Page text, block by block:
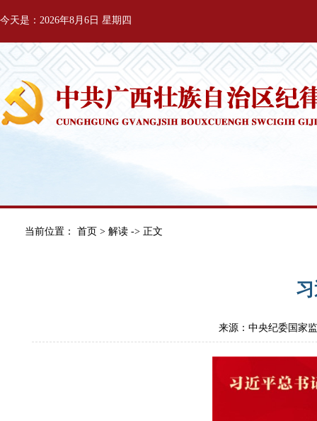
今天是：2026年8月6日 星期四
当前位置： 首页 > 解读 -> 正文
来源：中央纪委国家